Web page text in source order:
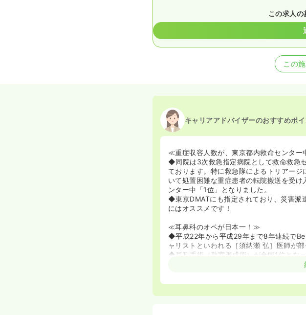
この求人の
この
キャリアアドバイザーのおすすめポイ
≪重症収容人数が、東京都内救命センター
◆同院は3次救急指定病院として救命救急
ております。特に救急隊によるトリアー
いて処置困難な重症患者の転院搬送を受
ンター中「1位」となりました。
◆東京DMATにも指定されており、災害派
にはオススメです！
≪耳鼻科のオペが日本一！≫
◆平成22年から平成29年まで8年連続で
ャリストといわれる［須納瀬 弘］医師が部
◆耳科手術（鼓室形成術）が全国1位とな
◆同院ではOJT制度・院内教育・研修など